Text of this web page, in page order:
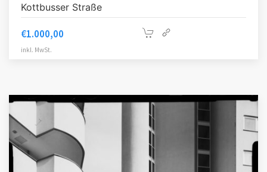
Kottbusser Straße
€1.000,00
inkl. MwSt.